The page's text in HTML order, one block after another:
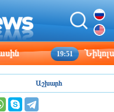
19:51 Նիկոլայ
Աշխարհ